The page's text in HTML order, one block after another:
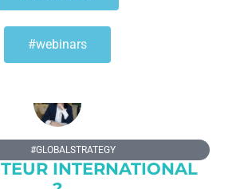
#webinars
#GLOBALSTRATEGY
CHOISIR UN
INTERNATIONAL